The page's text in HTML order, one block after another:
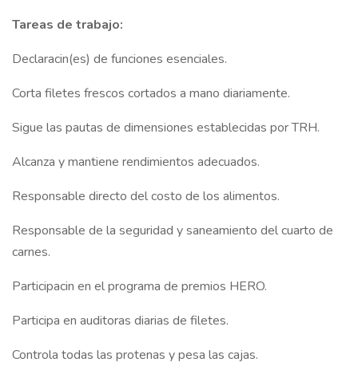
Tareas de trabajo:
Declaracin(es) de funciones esenciales.
Corta filetes frescos cortados a mano diariamente.
Sigue las pautas de dimensiones establecidas por TRH.
Alcanza y mantiene rendimientos adecuados.
Responsable directo del costo de los alimentos.
Responsable de la seguridad y saneamiento del cuarto de
carnes.
Participacin en el programa de premios HERO.
Participa en auditoras diarias de filetes.
Controla todas las protenas y pesa las cajas.